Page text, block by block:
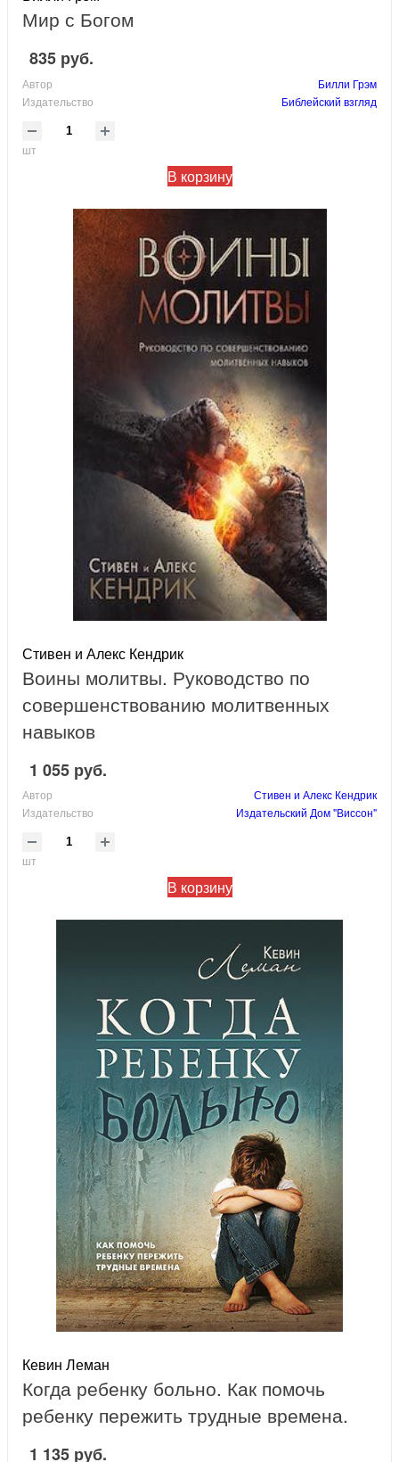
Мир с Богом
835 руб.
Автор
Билли Грэм
Издательство
Библейский взгляд
шт
В корзину
Стивен и Алекс Кендрик
Воины молитвы. Руководство по
совершенствованию молитвенных
навыков
1 055 руб.
Автор
Стивен и Алекс Кендрик
Издательство
Издательский Дом "Виссон"
шт
В корзину
Кевин Леман
Когда ребенку больно. Как помочь
ребенку пережить трудные времена.
1 135 руб.